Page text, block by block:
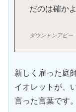
だのは確か
ダウントンアビー
新しく雇った庭
イオレットが、
言った言葉です。